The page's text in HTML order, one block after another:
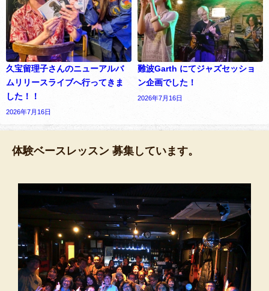
久宝留理子さんのニューアルバ
ムリリースライブへ行ってきま
した！！
2026年7月16日
難波Garth にてジャズセッショ
ン企画でした！
2026年7月16日
体験ベースレッスン 募集しています。